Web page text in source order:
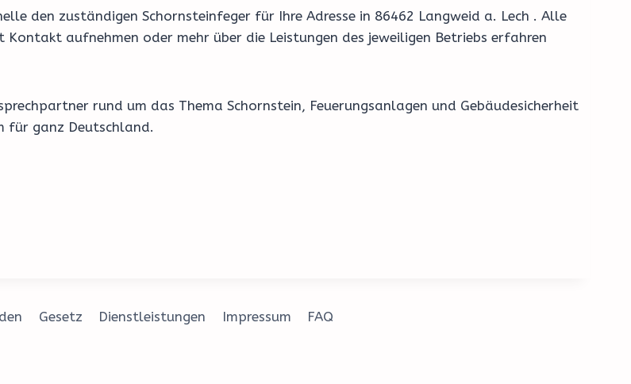
den zuständigen Schornsteinfeger für Ihre Adresse in 86462 Langweid a. Lech . Alle
aufnehmen oder mehr über die Leistungen des jeweiligen Betriebs erfahren
rund um das Thema Schornstein, Feuerungsanlagen und Gebäudesicherheit
für ganz Deutschland.
Gesetz Dienstleistungen Impressum FAQ